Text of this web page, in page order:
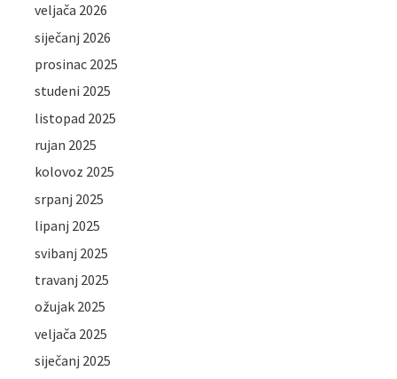
veljača 2026
siječanj 2026
prosinac 2025
studeni 2025
listopad 2025
rujan 2025
kolovoz 2025
srpanj 2025
lipanj 2025
svibanj 2025
travanj 2025
ožujak 2025
veljača 2025
siječanj 2025